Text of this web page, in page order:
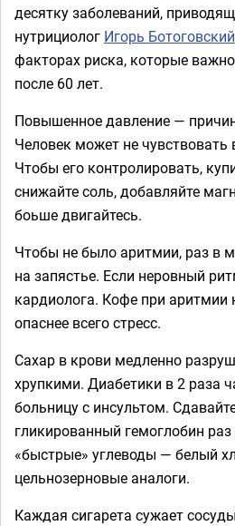
десятку заболеваний,
нутрициолог Игорь Ботоговский
факторах риска, которые
после 60 лет.
Повышенное давление —
Человек может не чувствовать
Чтобы его контролировать,
снижайте соль, добавляйте
боьше двигайтесь.
Чтобы не было аритмии, раз в
на запястье. Если неровный
кардиолога. Кофе при аритмии
опаснее всего стресс.
Сахар в крови медленно
хрупкими. Диабетики в 2 раза
больницу с инсультом.
гликированный гемоглобин
«быстрые» углеводы — белый
цельнозерновые аналоги.
Каждая сигарета сужает